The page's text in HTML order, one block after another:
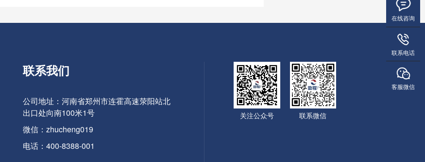
联系我们
公司地址：河南省郑州市连霍高速荥阳站北
出口处向南100米1号
微信：zhucheng019
电话：400-8388-001
关注公众号 联系微信
在线咨询
联系电话
客服微信